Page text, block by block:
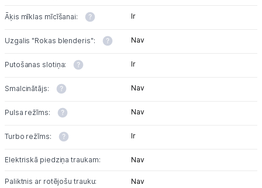
Ražotāju atjaunota tehnika
Vēlmju saraksts
Blogs
Tehnikas izvešana
Āķis mīklas mīcīšanai: Ir
Uzgalis "Rokas blenderis": Nav
Putošanas slotiņa: Ir
Smalcinātājs: Nav
Pulsa režīms: Nav
Turbo režīms: Ir
Elektriskā piedziņa traukam: Nav
Paliktnis ar rotējošu trauku: Nav